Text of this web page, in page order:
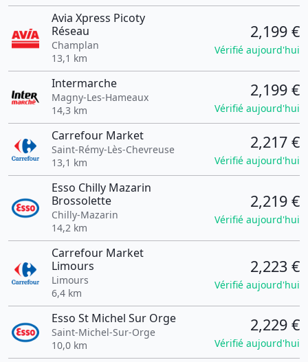
Avia Xpress Picoty
Réseau
Champlan
13,1 km
2,199 €
Vérifié aujourd'hui
Intermarche
Magny-Les-Hameaux
14,3 km
2,199 €
Vérifié aujourd'hui
Carrefour Market
Saint-Rémy-Lès-Chevreuse
13,1 km
2,217 €
Vérifié aujourd'hui
Esso Chilly Mazarin
Brossolette
Chilly-Mazarin
14,2 km
2,219 €
Vérifié aujourd'hui
Carrefour Market
Limours
Limours
6,4 km
2,223 €
Vérifié aujourd'hui
Esso St Michel Sur Orge
Saint-Michel-Sur-Orge
10,0 km
2,229 €
Vérifié aujourd'hui